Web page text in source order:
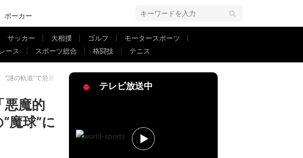
ポーカー
サッカー 大相撲 ゴルフ
モータースポーツ
ース
スポーツ総合 格闘技 テニス
の軌道”で急落下→世界最高レベルの“魔球”にファン騒然「かすりもしない」
悪魔的
魔球”に
テレビ放送中